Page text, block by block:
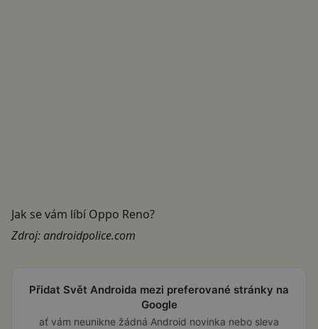
Jak se vám líbí Oppo Reno?
Zdroj:androidpolice.com
Přidat Svět Androida mezi preferované stránky na
Google
ať vám neunikne žádná Android novinka nebo sleva